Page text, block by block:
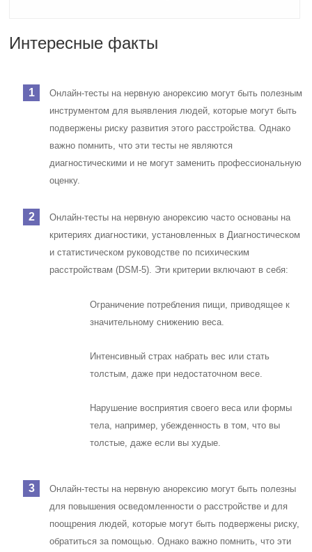
Интересные факты
Онлайн-тесты на нервную анорексию могут быть полезным
инструментом для выявления людей, которые могут быть
подвержены риску развития этого расстройства. Однако
важно помнить, что эти тесты не являются
диагностическими и не могут заменить профессиональную
оценку.
Онлайн-тесты на нервную анорексию часто основаны на
критериях диагностики, установленных в Диагностическом
и статистическом руководстве по психическим
расстройствам (DSM-5). Эти критерии включают в себя:
Ограничение потребления пищи, приводящее к
значительному снижению веса.
Интенсивный страх набрать вес или стать
толстым, даже при недостаточном весе.
Нарушение восприятия своего веса или формы
тела, например, убежденность в том, что вы
толстые, даже если вы худые.
Онлайн-тесты на нервную анорексию могут быть полезны
для повышения осведомленности о расстройстве и для
поощрения людей, которые могут быть подвержены риску,
обратиться за помощью. Однако важно помнить, что эти